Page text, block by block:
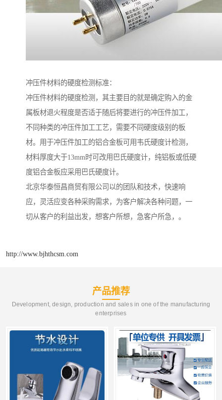
冲压件材料的硬度检测标准：
冲压件材料的硬度检测，其主要目的就是确定购入的金
属板材退火程度是否适于随后将要进行的冲压件加工，
不同种类的冲压件加工工艺，需要不同硬度级别的板
材。用于冲压件加工的铝合金板可用韦氏硬度计检测，
材料厚度大于13mm时可改用巴氏硬度计，纯铝板或低硬
度铝合金板应采用巴氏硬度计。
北京华泰恒昌商贸有限公司以的团队和技术，快速响
应，灵活应变各种采购需求，为客户解决各种问题，一
切从客户的利益出发，想客户所想，急客户所急，。
http://www.bjhthcsm.com
产品推荐
Development, design, production and sales in one of the manufacturing
enterprises